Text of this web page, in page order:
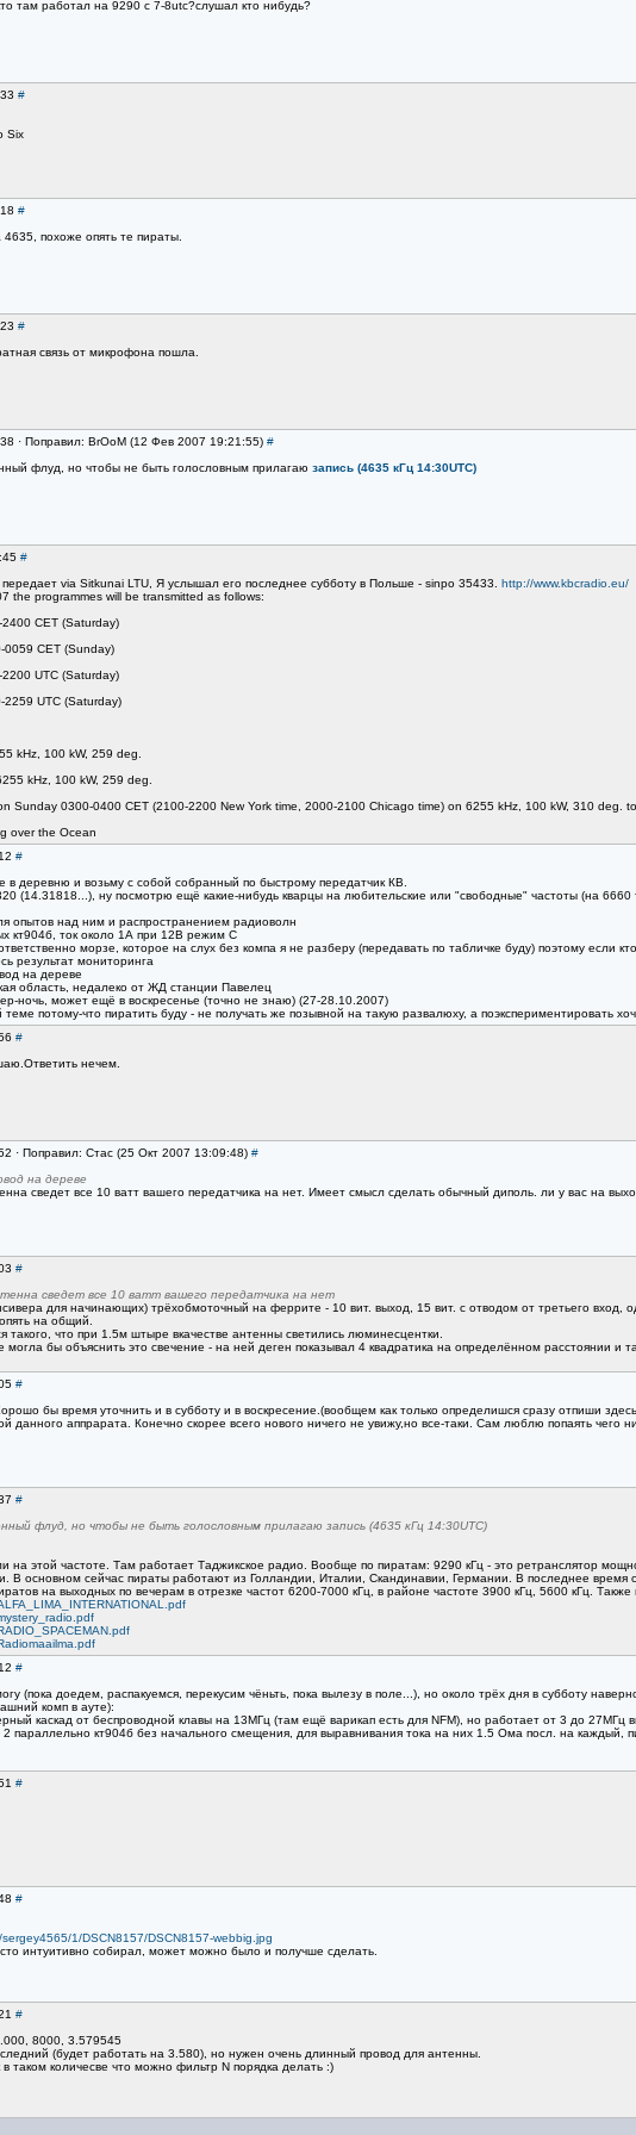
там работал на 9290 с 7-8utc?слушал кто нибудь?
#
Six
#
похоже опять те пираты.
#
связь от микрофона пошла.
· Поправил: BrOoM (12 Фев 2007 19:21:55) #
флуд, но чтобы не быть голословным прилагаю запись (4635 кГц 14:30UTC)
#
via Sitkunai LTU, Я услышал его последнее субботу в Польше - sinpo 35433. http://www.kbcradio.eu/
the programmes will be transmitted as follows:
CET (Saturday)
0059 CET (Sunday)
UTC (Saturday)
UTC (Saturday)
kHz, 100 kW, 259 deg.
kHz, 100 kW, 259 deg.
Sunday 0300-0400 CET (2100-2200 New York time, 2000-2100 Chicago time) on 6255 kHz, 100 kW, 310 deg.
over the Ocean
#
деревню и возьму с собой собранный по быстрому передатчик КВ.
(14.31818...), ну посмотрю ещё какие-нибудь кварцы на любительские или "свободные" частоты (на
опытов над ним и распространением радиоволн
кт904б, ток около 1А при 12В режим С
морзе, которое на слух без компа я не разберу (передавать по табличке буду) поэтому если
результат мониторинга
на дереве
область, недалеко от ЖД станции Павелец
ночь, может ещё в воскресенье (точно не знаю) (27-28.10.2007)
потому-что пиратить буду - не получать же позывной на такую развалюху, а поэкспериментировать
#
нечем.
· Поправил: Стас (25 Окт 2007 13:09:48) #
на дереве
сведет все 10 ватт вашего передатчика на нет. Имеет смысл сделать обычный диполь. ли у вас на
#
сведет все 10 ватт вашего передатчика на нет
для начинающих) трёхобмоточный на феррите - 10 вит. выход, 15 вит. с отводом от третьего вход,
на общий.
такого, что при 1.5м штыре вкачестве антенны светились люминесцентки.
могла бы объяснить это свечение - на ней деген показывал 4 квадратика на определённом расстоянии
#
бы время уточнить и в субботу и в воскресение.(вообщем как только определишся сразу отпиши
данного аппрарата. Конечно скорее всего нового ничего не увижу,но все-таки. Сам люблю попаять чего
#
флуд, но чтобы не быть голословным прилагаю запись (4635 кГц 14:30UTC)
на этой частоте. Там работает Таджикское радио. Вообще по пиратам: 9290 кГц - это ретранслятор
В основном сейчас пираты работают из Голландии, Италии, Скандинавии, Германии. В последнее время
на выходных по вечерам в отрезке частот 6200-7000 кГц, в районе частоте 3900 кГц, 5600 кГц.
#
(пока доедем, распакуемся, перекусим чёньть, пока вылезу в поле...), но около трёх дня в субботу
комп в ауте):
каскад от беспроводной клавы на 13МГц (там ещё варикап есть для NFM), но работает от 3 до
параллельно кт904б без начального смещения, для выравнивания тока на них 1.5 Ома посл. на каждый,
#
#
1/DSCN8157/DSCN8157-webbig.jpg
интуитивно собирал, может можно было и получше сделать.
#
8000, 3.579545
(будет работать на 3.580), но нужен очень длинный провод для антенны.
таком количесве что можно фильтр N порядка делать :)